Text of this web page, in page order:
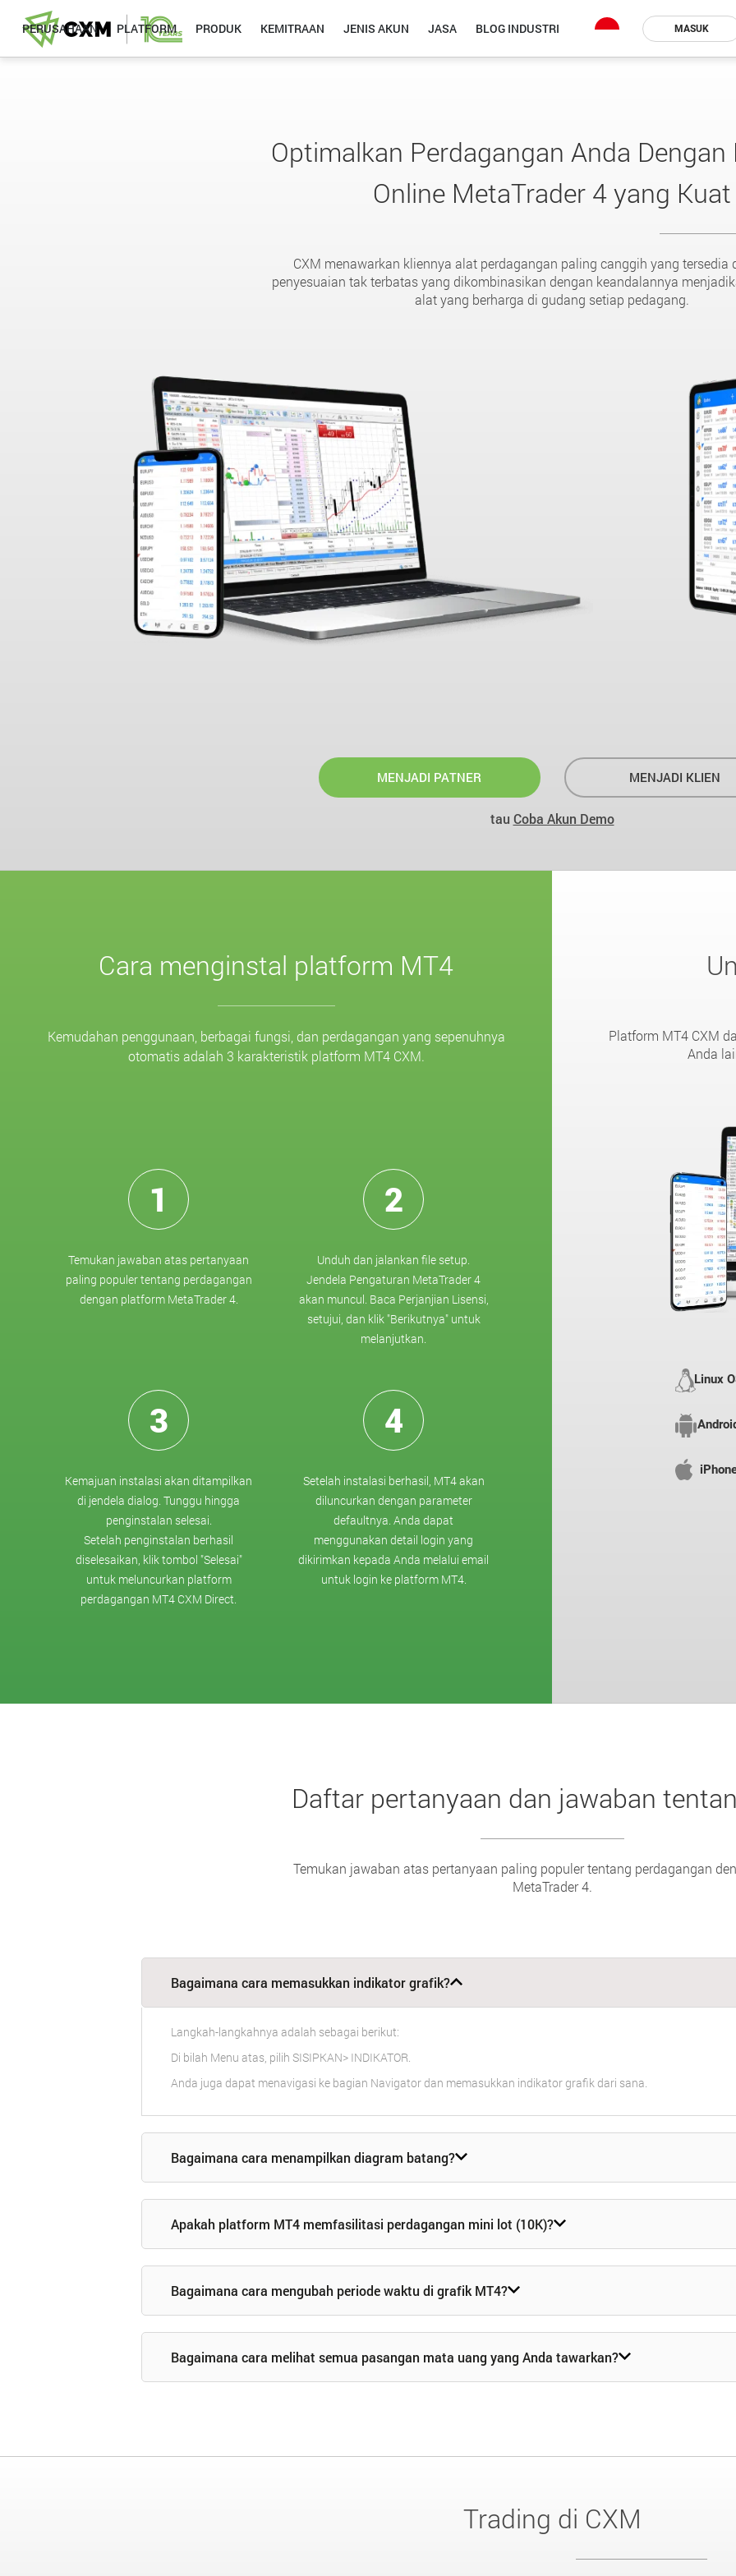
PERUSAHAAN PLATFORM PRODUK KEMITRAAN JENIS AKUN JASA BLOG INDUSTRI MASUK
Optimalkan Perdagangan Anda
Online MetaTrader 4 yang Kuat
CXM menawarkan kliennya alat perdagangan paling canggih yang tersedia
penyesuaian tak terbatas yang dikombinasikan dengan keandalannya
alat yang berharga di gudang setiap pedagang.
MENJADI PATNER MENJADI KLIEN
tau Coba Akun Demo
Cara menginstal platform MT4
Kemudahan penggunaan, berbagai fungsi, dan perdagangan yang sepenuhnya
otomatis adalah 3 karakteristik platform MT4 CXM.
1
Temukan jawaban atas pertanyaan
paling populer tentang perdagangan
dengan platform MetaTrader 4.
2
Unduh dan jalankan file setup.
Jendela Pengaturan MetaTrader 4
akan muncul. Baca Perjanjian Lisensi,
setujui, dan klik "Berikutnya" untuk
melanjutkan.
3
Kemajuan instalasi akan ditampilkan
di jendela dialog. Tunggu hingga
penginstalan selesai.
Setelah penginstalan berhasil
diselesaikan, klik tombol "Selesai"
untuk meluncurkan platform
perdagangan MT4 CXM Direct.
4
Setelah instalasi berhasil, MT4 akan
diluncurkan dengan parameter
defaultnya. Anda dapat
menggunakan detail login yang
dikirimkan kepada Anda melalui email
untuk login ke platform MT4.
Platform MT4 CXM
Anda
Linux
Daftar pertanyaan dan jawaban
Temukan jawaban atas pertanyaan paling populer tentang perdagangan
MetaTrader 4.
Bagaimana cara memasukkan indikator grafik?
Langkah-langkahnya adalah sebagai berikut:
Di bilah Menu atas, pilih SISIPKAN> INDIKATOR.
Anda juga dapat menavigasi ke bagian Navigator dan memasukkan indikator grafik dari sana.
Bagaimana cara menampilkan diagram batang?
Apakah platform MT4 memfasilitasi perdagangan mini lot (10K)?
Bagaimana cara mengubah periode waktu di grafik MT4?
Bagaimana cara melihat semua pasangan mata uang yang Anda tawarkan?
Trading di CXM